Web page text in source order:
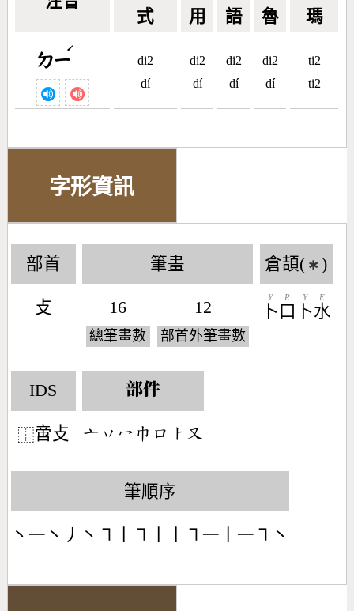
式 用 語 魯 瑪
ㄉㄧ
ˊ
di2
dí
di2
dí
di2
dí
di2
dí
ti2
ti2
字形資訊
部首
攴
筆畫
16
總筆畫數
12
部首外筆畫數
倉頡( ✱ )
卜
Y
口
R
卜
Y
水
E
IDS
⿰啻攴
部件
󶁂󶁅󶁇󶁹󶁶󶀥󶁓
筆順序
丶一丶丿丶㇕丨㇕丨丨㇕一丨一㇕丶